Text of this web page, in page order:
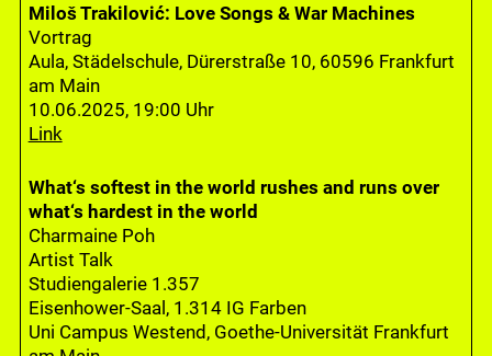
Miloš Trakilović: Love Songs & War Machines
Vortrag
Aula, Städelschule, Dürerstraße 10, 60596 Frankfurt
am Main
10.06.2025, 19:00 Uhr
Link
What‘s softest in the world rushes and runs over
what‘s hardest in the world
Charmaine Poh
Artist Talk
Studiengalerie 1.357
Eisenhower-Saal, 1.314 IG Farben
Uni Campus Westend, Goethe-Universität Frankfurt